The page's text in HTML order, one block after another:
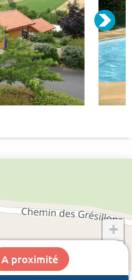
+
A proximité